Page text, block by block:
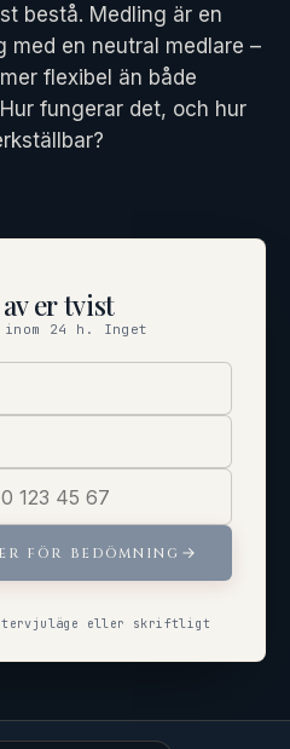
bestå. Medling är en
med en neutral medlare –
flexibel än både
fungerar det, och hur
er tvist
inom 24 h. Inget
FÖR BEDÖMNING
eller skriftligt